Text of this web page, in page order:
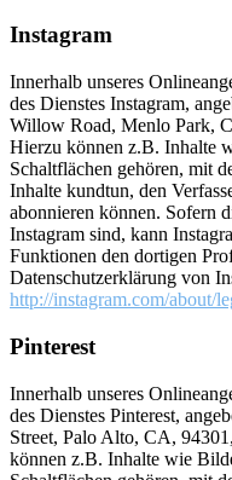
Instagram
Innerhalb unseres
des Dienstes Instagram,
Willow Road, Menlo Park,
Hierzu können z.B. Inhalte
Schaltflächen gehören, mit
Inhalte kundtun, den
abonnieren können. Sofern
Instagram sind, kann
Funktionen den dortigen
Datenschutzerklärung von
http://instagram.com/about/
Pinterest
Innerhalb unseres
des Dienstes Pinterest,
Street, Palo Alto, CA,
können z.B. Inhalte wie